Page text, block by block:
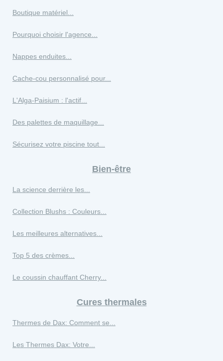
Boutique matériel...
Pourquoi choisir l'agence...
Nappes enduites...
Cache-cou personnalisé pour...
L'Alga-Paisium : l'actif...
Des palettes de maquillage...
Sécurisez votre piscine tout...
Bien-être
La science derrière les...
Collection Blushs : Couleurs...
Les meilleures alternatives...
Top 5 des crèmes...
Le coussin chauffant Cherry...
Cures thermales
Thermes de Dax: Comment se...
Les Thermes Dax: Votre...